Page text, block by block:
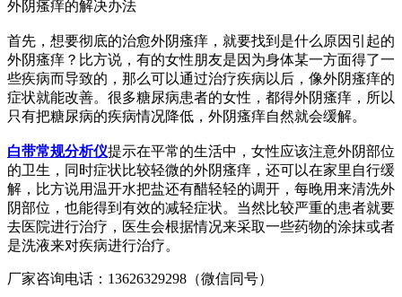
外阴瘙痒的解决办法
首先，想要彻底的治愈外阴瘙痒，就要找到是什么原因引起的
外阴瘙痒？比方说，有的女性朋友是因为身体某一方面得了一
些疾病而导致的，那么可以通过治疗疾病以后，像外阴瘙痒的
症状就能改善。很多糖尿病患者的女性，都得外阴瘙痒，所以
只有把糖尿病的疾病情况降低，外阴瘙痒自然就会缓解。
白带常规分析仪提示在平常的生活中，女性应该注意外阴部位
的卫生，同时症状比较轻微的外阴瘙痒，还可以在家里自行缓
解，比方说用温开水把盐还有醋轻轻的调开，每晚用来清洗外
阴部位，也能得到有效的减轻症状。当然比较严重的患者就要
去医院进行治疗，医生会根据情况来采取一些药物的涂抹或者
是洗液来对疾病进行治疗。
厂家咨询电话：13626329298（微信同号）